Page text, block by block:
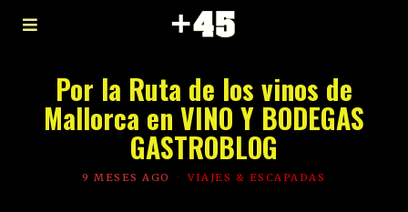
Por la Ruta de los vinos de
Mallorca en VINO Y BODEGAS
GASTROBLOG
9 MESES AGO VIAJES & ESCAPADAS